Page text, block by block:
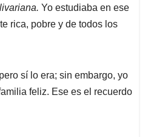
Yo estudiaba en ese
rica, pobre y de todos los
sí lo era; sin embargo, yo
feliz. Ese es el recuerdo